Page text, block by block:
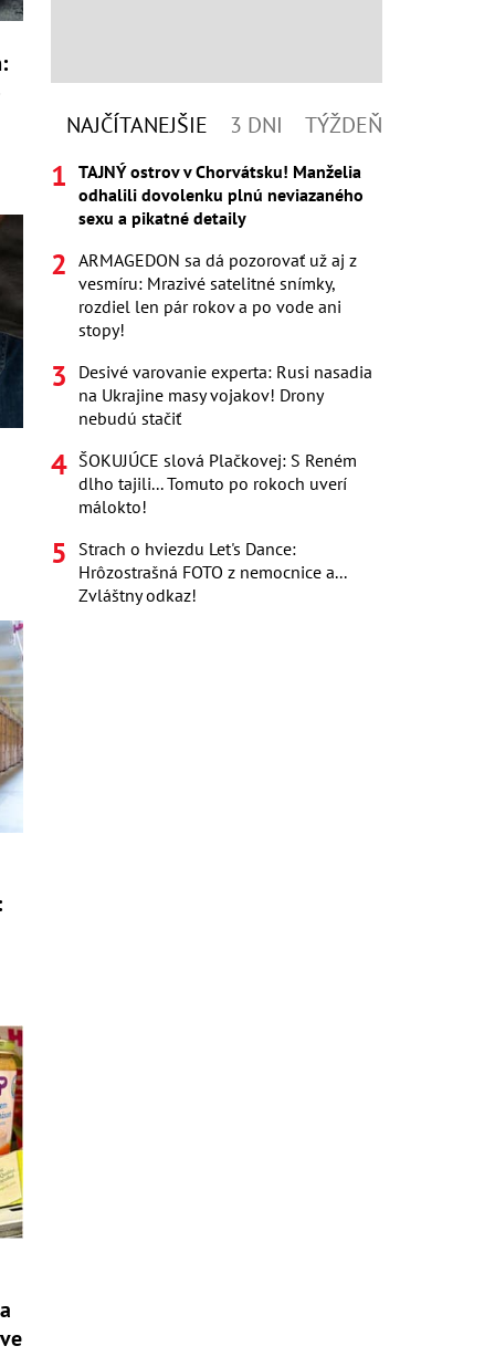
NAJČÍTANEJŠIE 3 DNI TÝŽDEŇ
TAJNÝ ostrov v Chorvátsku! Manželia
odhalili dovolenku plnú neviazaného
sexu a pikatné detaily
ARMAGEDON sa dá pozorovať už aj z
vesmíru: Mrazivé satelitné snímky,
rozdiel len pár rokov a po vode ani
stopy!
Desivé varovanie experta: Rusi nasadia
na Ukrajine masy vojakov! Drony
nebudú stačiť
ŠOKUJÚCE slová Plačkovej: S Reném
dlho tajili... Tomuto po rokoch uverí
málokto!
Strach o hviezdu Let's Dance:
Hrôzostrašná FOTO z nemocnice a...
Zvláštny odkaz!